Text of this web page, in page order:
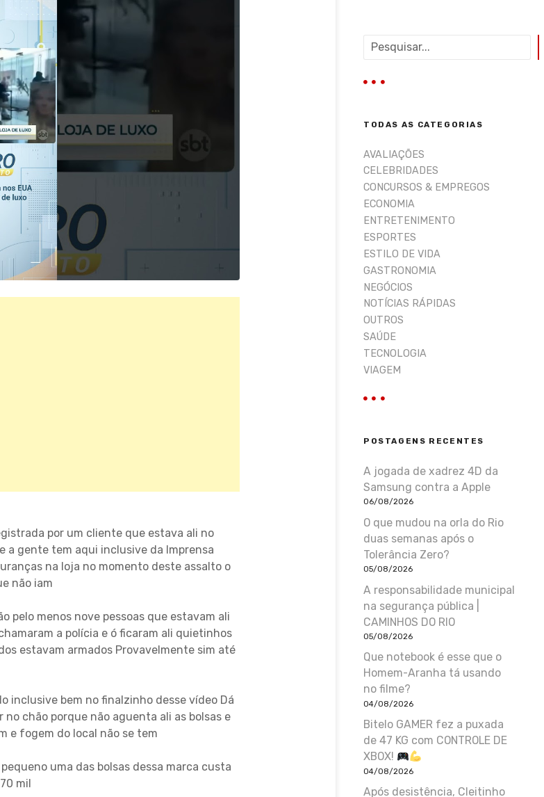
por um cliente que estava ali no
a gente tem aqui inclusive da Imprensa
na loja no momento deste assalto o
não iam
pelo menos nove pessoas que estavam ali
a polícia e ó ficaram ali quietinhos
estavam armados Provavelmente sim até
inclusive bem no finalzinho desse vídeo Dá
chão porque não aguenta ali as bolsas e
e fogem do local não se tem
uma das bolsas dessa marca custa
mil
q
s
r
TODAS AS CATEGORIAS
AVALIAÇÕES
CELEBRIDADES
CONCURSOS & EMPREGOS
ECONOMIA
ENTRETENIMENTO
ESPORTES
ESTILO DE VIDA
GASTRONOMIA
NEGÓCIOS
NOTÍCIAS RÁPIDAS
OUTROS
SAÚDE
TECNOLOGIA
VIAGEM
POSTAGENS RECENTES
A jogada de xadrez 4D da
Samsung contra a Apple
06/08/2026
O que mudou na orla do Rio
duas semanas após o
Tolerância Zero?
05/08/2026
A responsabilidade municipal
na segurança pública |
CAMINHOS DO RIO
05/08/2026
Que notebook é esse que o
Homem-Aranha tá usando
no filme?
04/08/2026
Bitelo GAMER fez a puxada
de 47 KG com CONTROLE DE
XBOX!
04/08/2026
Após desistência, Cleitinho